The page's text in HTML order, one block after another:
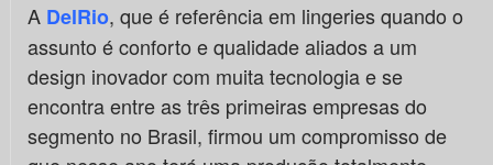
A DelRio, que é referência em lingeries quando o
assunto é conforto e qualidade aliados a um
design inovador com muita tecnologia e se
encontra entre as três primeiras empresas do
segmento no Brasil, firmou um compromisso de